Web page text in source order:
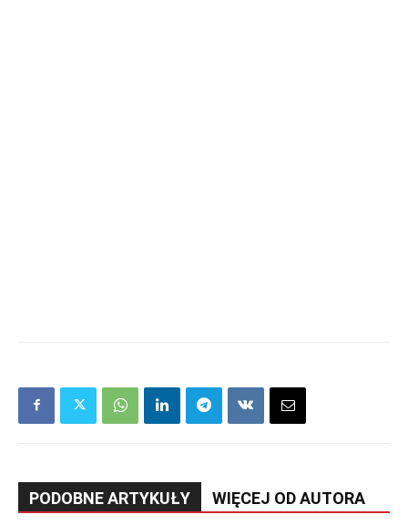
PODOBNE ARTYKUŁY WIĘCEJ OD AUTORA